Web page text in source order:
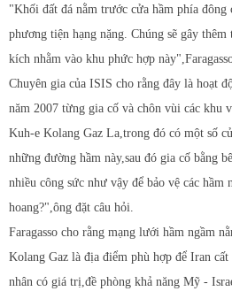
"Khối đất đá nằm trước cửa hầm phía đông
phương tiện hạng nặng. Chúng sẽ gây
kích nhằm vào khu phức hợp
Chuyên gia của ISIS cho rằng đây là hoạt
năm 2007 từng gia cố và chôn vùi các khu
Kuh-e Kolang Gaz La,trong đó có một số
những đường hầm này,sau đó gia cố bằng
nhiều công sức như vậy để bảo vệ các hầm
hoang?",ông đặt câu hỏi.
Faragasso cho rằng mạng lưới hầm ngầm
Kolang Gaz là địa điểm phù hợp để Iran
nhân có giá trị,đề phòng khả năng Mỹ -